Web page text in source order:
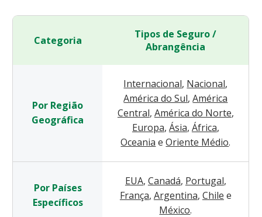
Categoria
Tipos de Seguro /
Abrangência
Por Região
Geográfica
Internacional, Nacional,
América do Sul, América
Central, América do Norte,
Europa, Ásia, África,
Oceania e Oriente Médio.
Por Países
Específicos
EUA, Canadá, Portugal,
França, Argentina, Chile e
México.